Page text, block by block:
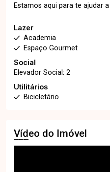
Estamos aqui para te ajudar
Lazer
Academia
Espaço Gourmet
Social
Elevador Social: 2
Utilitários
Bicicletário
Vídeo do Imóvel